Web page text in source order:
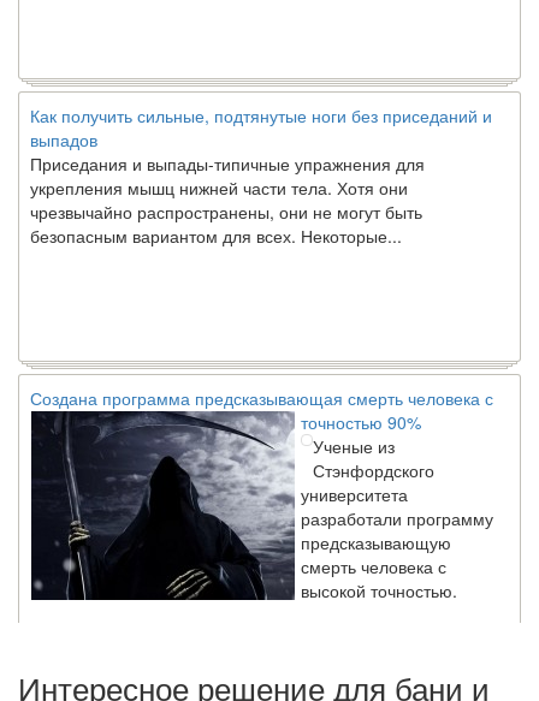
Как получить сильные, подтянутые ноги без приседаний и
выпадов
Приседания и выпады-типичные упражнения для
укрепления мышц нижней части тела. Хотя они
чрезвычайно распространены, они не могут быть
безопасным вариантом для всех. Некоторые...
Создана программа предсказывающая смерть человека с
точностью 90%
Ученые из
Стэнфордского
университета
разработали программу
предсказывающую
смерть человека с
высокой точностью.
россиян в два раза
Интересное решение для бани и